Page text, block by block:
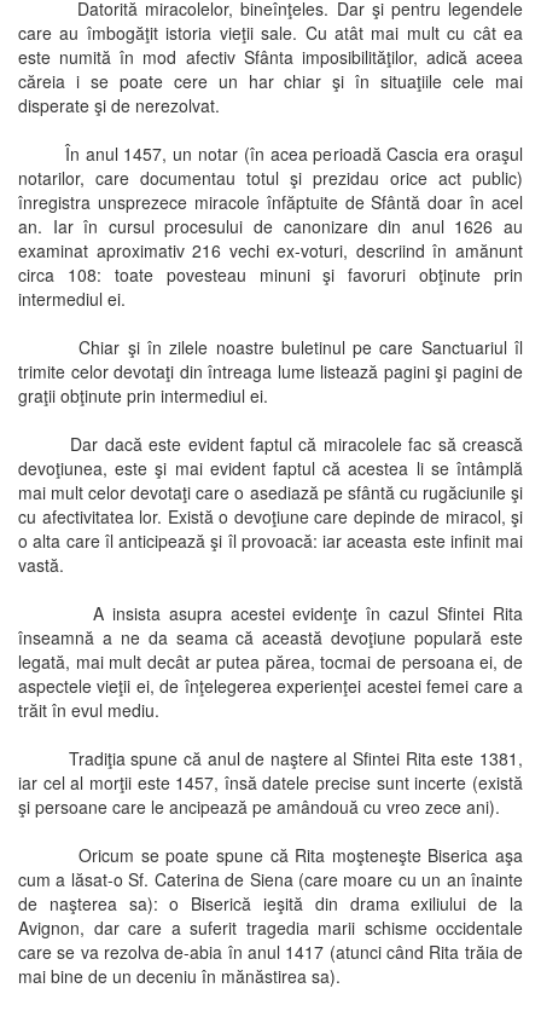
Datorită miracolelor, bineînţeles. Dar şi pentru legendele
care au îmbogăţit istoria vieţii sale. Cu atât mai mult cu cât ea
este numită în mod afectiv Sfânta imposibilităţilor, adică aceea
căreia i se poate cere un har chiar şi în situaţiile cele mai
disperate şi de nerezolvat.
În anul 1457, un notar (în acea perioadă Cascia era oraşul
notarilor, care documentau totul şi prezidau orice act public)
înregistra unsprezece miracole înfăptuite de Sfântă doar în acel
an. Iar în cursul procesului de canonizare din anul 1626 au
examinat aproximativ 216 vechi ex-voturi, descriind în amănunt
circa 108: toate povesteau minuni şi favoruri obţinute prin
intermediul ei.
Chiar şi în zilele noastre buletinul pe care Sanctuariul îl
trimite celor devotaţi din întreaga lume listează pagini şi pagini de
graţii obţinute prin intermediul ei.
Dar dacă este evident faptul că miracolele fac să crească
devoţiunea, este şi mai evident faptul că acestea li se întâmplă
mai mult celor devotaţi care o asediază pe sfântă cu rugăciunile şi
cu afectivitatea lor. Există o devoţiune care depinde de miracol, şi
o alta care îl anticipează şi îl provoacă: iar aceasta este infinit mai
vastă.
A insista asupra acestei evidenţe în cazul Sfintei Rita
înseamnă a ne da seama că această devoţiune populară este
legată, mai mult decât ar putea părea, tocmai de persoana ei, de
aspectele vieţii ei, de înţelegerea experienţei acestei femei care a
trăit în evul mediu.
Tradiţia spune că anul de naştere al Sfintei Rita este 1381,
iar cel al morţii este 1457, însă datele precise sunt incerte (există
şi persoane care le ancipează pe amândouă cu vreo zece ani).
Oricum se poate spune că Rita moşteneşte Biserica aşa
cum a lăsat-o Sf. Caterina de Siena (care moare cu un an înainte
de naşterea sa): o Biserică ieşită din drama exiliului de la
Avignon, dar care a suferit tragedia marii schisme occidentale
care se va rezolva de-abia în anul 1417 (atunci când Rita trăia de
mai bine de un deceniu în mănăstirea sa).